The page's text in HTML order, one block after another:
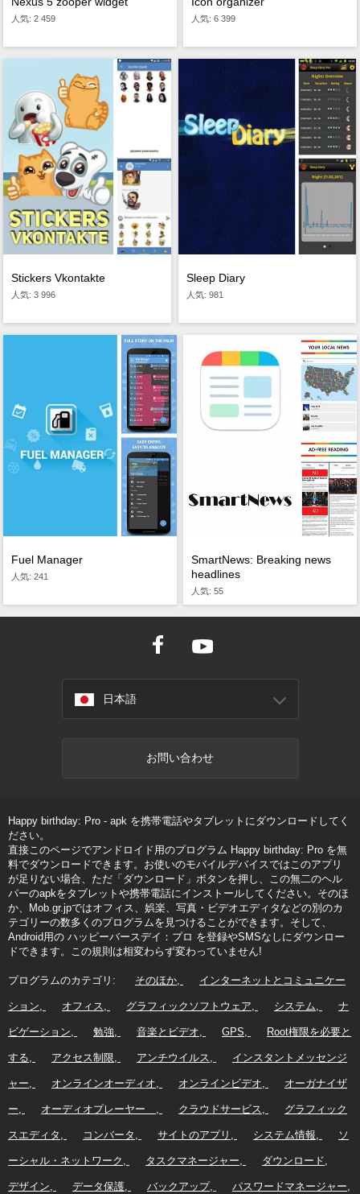
人気: 2 459 人気: 6 399
Stickers Vkontakte
人気: 3 996
Sleep Diary
人気: 981
Fuel Manager
人気: 241
SmartNews: Breaking news
headlines
人気: 55
日本語
お問い合わせ
Happy birthday: Pro - apk を携帯電話やタブレットにダウンロードしてく
ださい。
直接このページでアンドロイド用のプログラム Happy birthday: Pro を無
料でダウンロードできます。お使いのモバイルデバイスではこのアプリ
が足りない場合、ただ「ダウンロード」ボタンを押し、この無二のヘル
パーのapkをタブレットや携帯電話にインストールしてください。そのほ
か、Mob.gr.jpではオフィス、娯楽、写真・ビデオエディタなどの別のカ
テゴリーの数多くのプログラムを見つけることができます。そして、
Android用の ハッピーバースデイ：プロ を登録やSMSなしにダウンロー
ドできます。この規則は相変わらず変わっていません!
プログラムのカテゴリ: そのほか インターネットとコミュニケー
ション オフィス グラフィックソフトウェア システム ナ
ビゲーション 勉強 音楽とビデオ GPS Root権限を必要と
する アクセス制限 アンチウイルス インスタントメッセンジ
ャー オンラインオーディオ オンラインビデオ オーガナイザ
ー オーディオプレーヤー クラウドサービス グラフィック
スエディタ コンバータ サイトのアプリ システム情報 ソ
ーシャル・ネットワーク タスクマネージャー ダウンロード
デザイン データ保護 バックアップ パスワードマネージャー